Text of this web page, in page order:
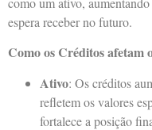
espera receber no futuro.
Como os Créditos
Ativo: Os créditos
refletem os valores
fortalece a posição